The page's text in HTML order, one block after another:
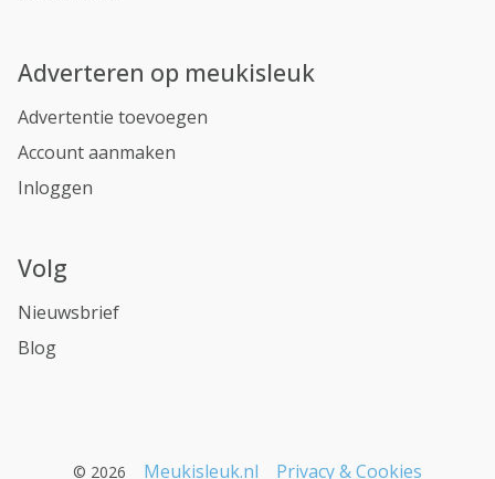
Adverteren op meukisleuk
Advertentie toevoegen
Account aanmaken
Inloggen
Volg
Nieuwsbrief
Blog
© 2026 Meukisleuk.nl Privacy & Cookies